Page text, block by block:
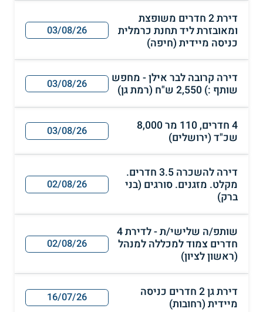
דירת 2 חדרים משופצת
ומאובזרת ליד תחנת כרמלית
כניסה מיידית (חיפה)
03/08/26
דירה קרובה לבר אילן - מחפש
שותף :) 2,550 ש"ח (רמת גן)
03/08/26
4 חדרים, 110 מר 8,000
שכ"ד (ירושלים)
03/08/26
דירה להשכרה 3.5 חדרים.
מקלט. מזגנים. סורגים (בני
ברק)
02/08/26
שותפ/ה שלישי/ת - לדירת 4
חדרים צמוד למכללה למנהל
(ראשון לציון)
02/08/26
דירת גן 2 חדרים כניסה
מיידית (רחובות)
16/07/26